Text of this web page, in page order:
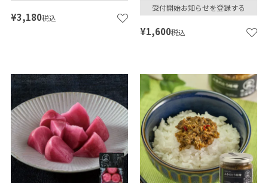
¥3,180税込
受付開始お知らせを登録する
¥1,600税込